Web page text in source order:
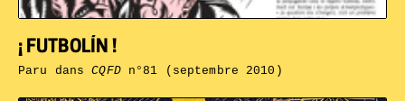
¡ FUTBOLÍN !
Paru dansCQFDn°81 (septembre 2010)